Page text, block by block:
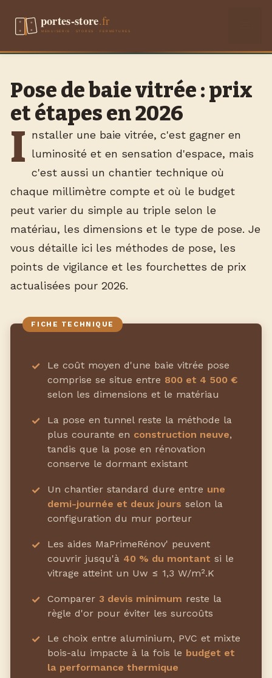
Pose de baie vitrée : prix
et étapes en 2026
I nstaller une baie vitrée, c'est gagner en
luminosité et en sensation d'espace, mais
c'est aussi un chantier technique où
chaque millimètre compte et où le budget
peut varier du simple au triple selon le
matériau, les dimensions et le type de pose. Je
vous détaille ici les méthodes de pose, les
points de vigilance et les fourchettes de prix
actualisées pour 2026.
Le coût moyen d'une baie vitrée pose
comprise se situe entre 800 et 4 500 €
selon les dimensions et le matériau
La pose en tunnel reste la méthode la
plus courante en construction neuve,
tandis que la pose en rénovation
conserve le dormant existant
Un chantier standard dure entre une
demi-journée et deux jours selon la
configuration du mur porteur
Les aides MaPrimeRénov' peuvent
couvrir jusqu'à 40 % du montant si le
vitrage atteint un Uw ≤ 1,3 W/m².K
Comparer 3 devis minimum reste la
règle d'or pour éviter les surcoûts
Le choix entre aluminium, PVC et mixte
bois-alu impacte à la fois le budget et
la performance thermique